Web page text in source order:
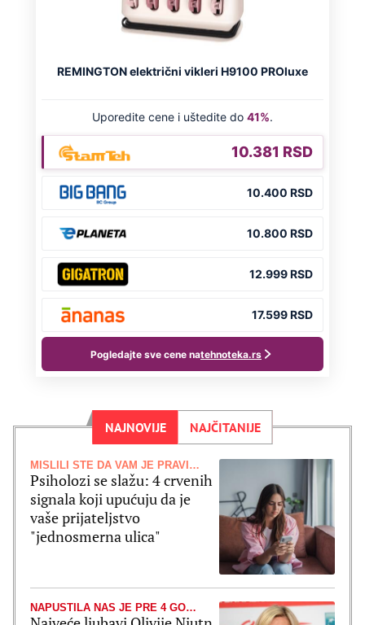
NAJNOVIJE NAJČITANIJE
MISLILI STE DA VAM JE PRAVI PRIJATELJ
Psiholozi se slažu: 4 crvenih
signala koji upućuju da je
vaše prijateljstvo
"jednosmerna ulica"
NAPUSTILA NAS JE PRE 4 GODINE